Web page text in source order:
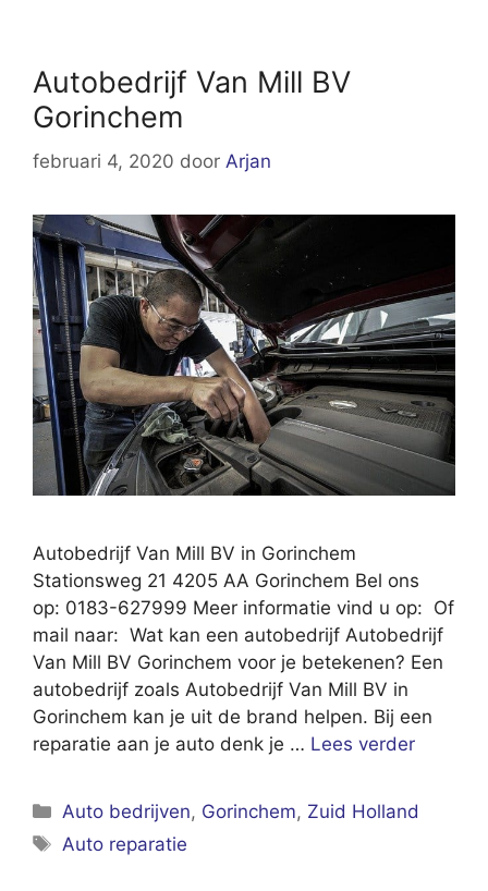
Autobedrijf Van Mill BV
Gorinchem
februari 4, 2020 door Arjan
Autobedrijf Van Mill BV in Gorinchem
Stationsweg 21 4205 AA Gorinchem Bel ons
op: 0183-627999 Meer informatie vind u op: Of
mail naar: Wat kan een autobedrijf Autobedrijf
Van Mill BV Gorinchem voor je betekenen? Een
autobedrijf zoals Autobedrijf Van Mill BV in
Gorinchem kan je uit de brand helpen. Bij een
reparatie aan je auto denk je … Lees verder
Categorieën
Auto bedrijven, Gorinchem, Zuid Holland
Tags
Auto reparatie